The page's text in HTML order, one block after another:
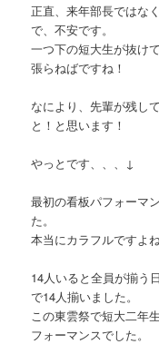
正直、来年部長ではな
で、不安です。
一つ下の短大生が抜け
張らねばですね！
なにより、先輩が残し
と！と思います！
やっとです、、、↓
最初の看板パフォーマ
た。
本当にカラフルですよ
14人いると全員が揃う
で14人揃いました。
この東雲祭で短大二年
フォーマンスでした。